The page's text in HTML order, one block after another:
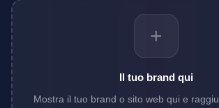
+
Il tuo brand qui
Mostra il tuo brand o sito web qui e